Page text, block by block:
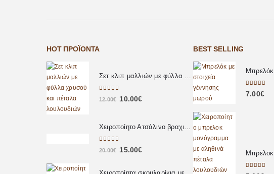
HOT ΠΡΟΪΌΝΤΑ
Σετ κλιπ μαλλιών με φύλλα χρυσού και πέταλα λουλουδιών
0out of 5
12.00€ 10.00€
Χειροποίητο Ατσάλινο βραχιόλι με πέρλες
0out of 5
20.00€ 15.00€
BEST SELLING
0out of 5
7.00€